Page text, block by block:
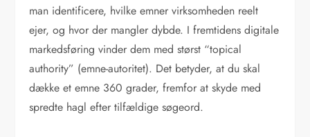
man identificere, hvilke emner virksomheden reelt
ejer, og hvor der mangler dybde. I fremtidens digitale
markedsføring vinder dem med størst “topical
authority” (emne-autoritet). Det betyder, at du skal
dække et emne 360 grader, fremfor at skyde med
spredte hagl efter tilfældige søgeord.